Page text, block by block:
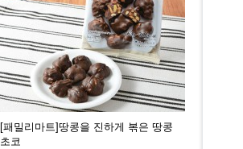
[패밀리마트]땅콩을 진하게 볶은 땅콩
초코